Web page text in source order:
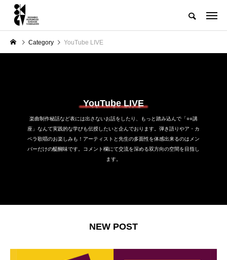
Category YouTube LIVE
YouTube LIVE
楽曲制作秘話など表には出さないお話をしたり、もっと踏み込んで「○○講
座」なんて実践的な学びも伝授したいと企んでおります。弾き語りやア・カ
ペラ歌唱のお楽しみも！アーティストと先生の多面性を体感出来るのはメン
バーだけの醍醐味です。コメント欄にて交流を深める双方向の空間を目指し
ます。
NEW POST